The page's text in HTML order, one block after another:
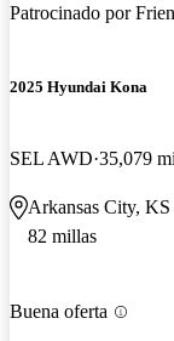
Patrocinado por
2025 Hyundai Kona
SEL AWD 35,079
Arkansas City, KS
82 millas
Buena oferta